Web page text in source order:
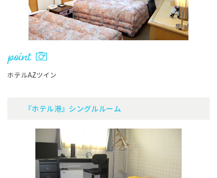
ホテルAZツイン
『ホテル港』シングルルーム